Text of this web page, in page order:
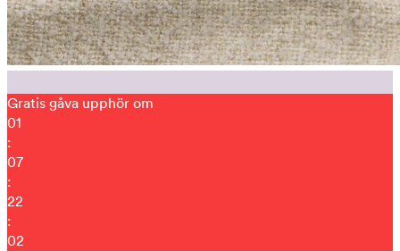
Gratis gåva upphör om
01
:
07
:
21
:
52